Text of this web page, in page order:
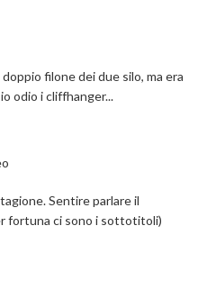
filone dei due silo, ma era
odio i cliffhanger...
Sentire parlare il
fortuna ci sono i sottotitoli)